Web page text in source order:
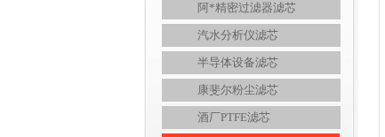
阿*精密过滤器滤芯
汽水分析仪滤芯
半导体设备滤芯
康斐尔粉尘滤芯
酒厂PTFE滤芯